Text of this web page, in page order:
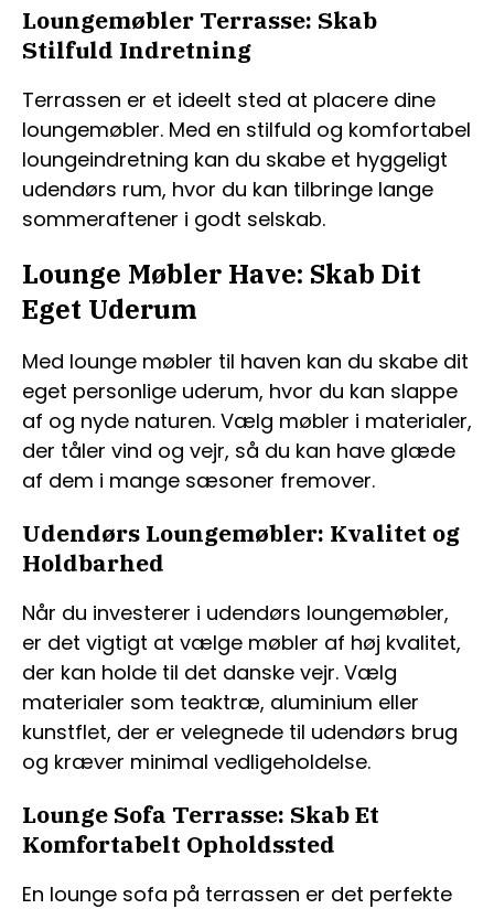
Loungemøbler Terrasse: Skab
Stilfuld Indretning
Terrassen er et ideelt sted at placere dine
loungemøbler. Med en stilfuld og komfortabel
loungeindretning kan du skabe et hyggeligt
udendørs rum, hvor du kan tilbringe lange
sommeraftener i godt selskab.
Lounge Møbler Have: Skab Dit
Eget Uderum
Med lounge møbler til haven kan du skabe dit
eget personlige uderum, hvor du kan slappe
af og nyde naturen. Vælg møbler i materialer,
der tåler vind og vejr, så du kan have glæde
af dem i mange sæsoner fremover.
Udendørs Loungemøbler: Kvalitet og
Holdbarhed
Når du investerer i udendørs loungemøbler,
er det vigtigt at vælge møbler af høj kvalitet,
der kan holde til det danske vejr. Vælg
materialer som teaktræ, aluminium eller
kunstflet, der er velegnede til udendørs brug
og kræver minimal vedligeholdelse.
Lounge Sofa Terrasse: Skab Et
Komfortabelt Opholdssted
En lounge sofa på terrassen er det perfekte